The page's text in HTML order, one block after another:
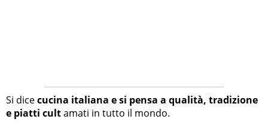
Si dicecucina italiana e si pensa a qualità, tradizione
e piatti cultamati in tutto il mondo.